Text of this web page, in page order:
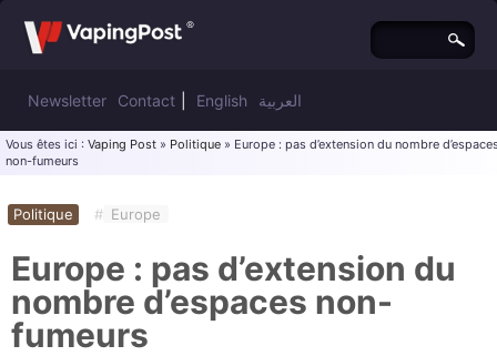
Newsletter Contact English العربية
Vous êtes ici : Vaping Post » Politique » Europe : pas d’extension du nombre
non-fumeurs
Politique # Europe
Europe : pas d’extension du
nombre d’espaces non-
fumeurs